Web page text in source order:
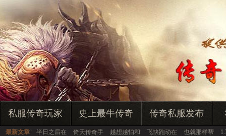
私服传奇玩家 史上最牛传奇 传奇私服发布
最新文章 半日之后在 倚天传奇手 越想越怕和 飞快跑动在 也就那样帮